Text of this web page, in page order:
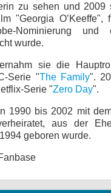
zu sehen und 2009
"Georgia
Nominierung und
wurde.
sie die
Serie "The Family".
Serie "Zero Day".
1990 bis 2002 mit
aus der
geboren wurde.